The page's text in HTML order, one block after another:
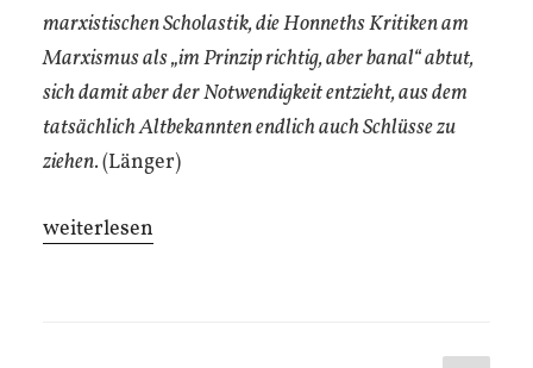
marxistischen Scholastik, die Honneths Kritiken am
Marxismus als „im Prinzip richtig, aber banal“ abtut,
sich damit aber der Notwendigkeit entzieht, aus dem
tatsächlich Altbekannten endlich auch Schlüsse zu
ziehen.(Länger)
„Das
weiterlesen